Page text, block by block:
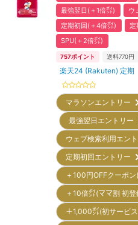
最強翌日(＋1倍㌽)
ウ
定期初回(＋4倍㌽)
SPU(＋2倍㌽)
757ポイント 送料770円
楽天24 (Rakuten) 定期
マラソンエントリー
最強翌日エントリ
ウェブ検索利用エン
定期初回エントリー
＋100円OFFクーポ
＋10倍㌽(ママ割 初
＋1,000㌽(初サービ